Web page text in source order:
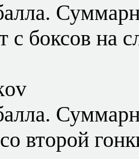
с боксов на
второй